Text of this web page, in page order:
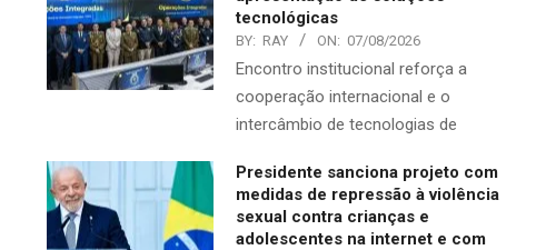
tecnológicas
BY: RAY ON: 07/08/2026
Encontro institucional reforça a
cooperação internacional e o
intercâmbio de tecnologias de
Presidente sanciona projeto com
medidas de repressão à violência
sexual contra crianças e
adolescentes na internet e com